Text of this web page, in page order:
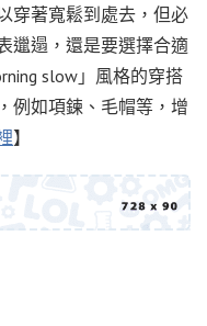
穿著寬鬆到處去，但必
邋遢，還是要選擇合適
slow」風格的穿搭
例如項鍊、毛帽等，增
】